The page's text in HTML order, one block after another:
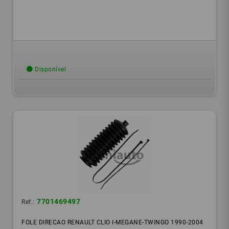
Disponível
Ref.: 7701469497
FOLE DIRECAO RENAULT CLIO I-MEGANE-TWINGO 1990-2004